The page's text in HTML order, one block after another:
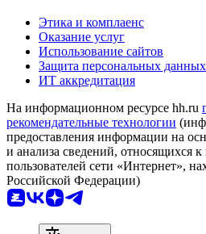
Этика и комплаенс
Оказание услуг
Использование сайтов
Защита персональных данных
ИТ аккредитация
На информационном ресурсе hh.ru
рекомендательные технологии
предоставления информации на
и анализа сведений, относящихся
пользователей сети «Интернет»,
Российской Федерации)